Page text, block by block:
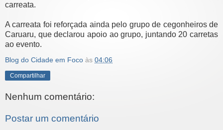
carreata.
A carreata foi reforçada ainda pelo grupo de cegonheiros de
Caruaru, que declarou apoio ao grupo, juntando 20 carretas
ao evento.
Blog do Cidade em Foco às 04:06
Compartilhar
Nenhum comentário:
Postar um comentário